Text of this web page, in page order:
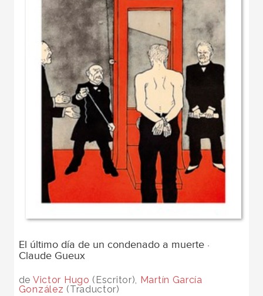
El último día de un condenado a muerte ·
Claude Gueux
de Victor Hugo (Escritor), Martín García
González (Traductor)